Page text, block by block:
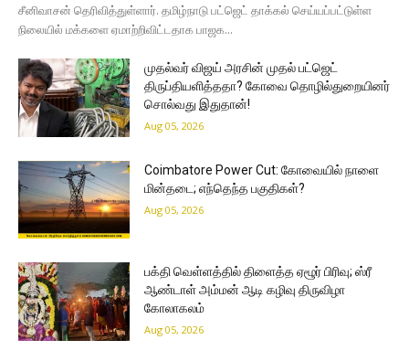
சீனிவாசன் தெரிவித்துள்ளார். தமிழ்நாடு பட்ஜெட் தாக்கல் செய்யப்பட்டுள்ள
நிலையில் மக்களை ஏமாற்றிவிட்டதாக பாஜக...
முதல்வர் விஜய் அரசின் முதல் பட்ஜெட்
திருப்தியளித்ததா? கோவை தொழில்துறையினர்
சொல்வது இதுதான்!
Aug 05, 2026
Coimbatore Power Cut: கோவையில் நாளை
மின்தடை; எந்தெந்த பகுதிகள்?
Aug 05, 2026
பக்தி வெள்ளத்தில் திளைத்த ஏழூர் பிரிவு; ஸ்ரீ
ஆண்டாள் அம்மன் ஆடி கழிவு திருவிழா
கோலாகலம்
Aug 05, 2026